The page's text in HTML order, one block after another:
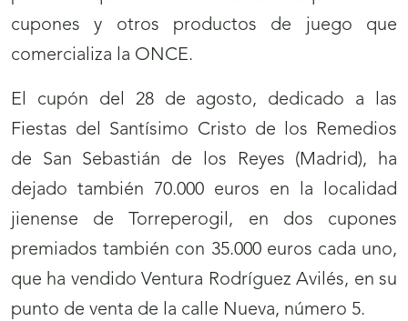
cupones y otros productos de juego que
comercializa la ONCE.
El cupón del 28 de agosto, dedicado a las
Fiestas del Santísimo Cristo de los Remedios
de San Sebastián de los Reyes (Madrid), ha
dejado también 70.000 euros en la localidad
jienense de Torreperogil, en dos cupones
premiados también con 35.000 euros cada uno,
que ha vendido Ventura Rodríguez Avilés, en su
punto de venta de la calle Nueva, número 5.